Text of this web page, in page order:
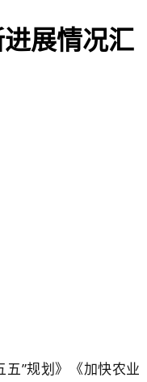
展情况汇
”规划》《加快农业